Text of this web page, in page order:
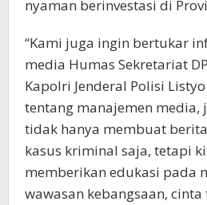
nyaman berinvestasi di
“Kami juga ingin bertukar
media Humas Sekretariat
Kapolri Jenderal Polisi
tentang manajemen media,
tidak hanya membuat
kasus kriminal saja, tetapi
memberikan edukasi pada
wawasan kebangsaan,